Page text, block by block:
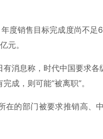
度销售目标完成度尚不
元。
有消息称，时代中国要求
成，则可能“被离职”。
在的部门被要求推销高、